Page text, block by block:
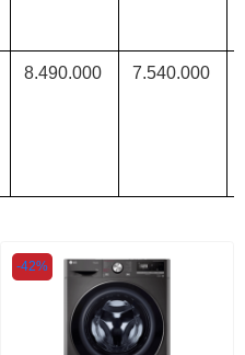
8.490.000 7.540.000
-42%